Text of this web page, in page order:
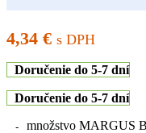
4,34 € s DPH
Doručenie do 5-7 dní
Doručenie do 5-7 dní
množstvo MARGUS